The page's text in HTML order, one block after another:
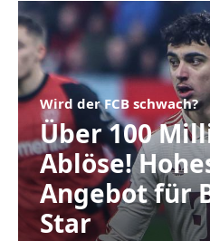
Wird der FCB schwach?
Über 100
Ablöse!
Angebot für
Star